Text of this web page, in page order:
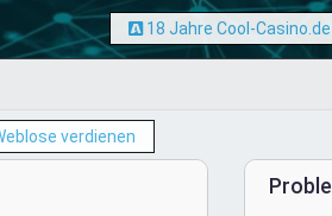
18 Jahre Cool-Casino.de
verdienen